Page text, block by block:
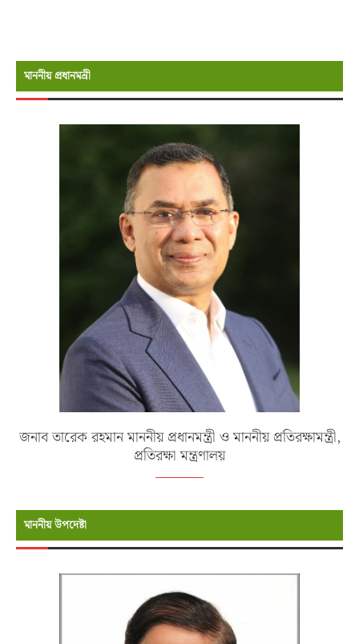
মাননীয় প্রধানমন্রী
জনাব তারেক রহমান মাননীয় প্রধানমন্ত্রী ও মাননীয় প্রতিরক্ষামন্ত্রী,
প্রতিরক্ষা মন্ত্রণালয়
মাননীয় উপদেষ্টা